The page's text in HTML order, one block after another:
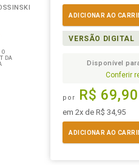
O
DA
ADICIONAR AO
VERSÃO DIGITAL
Disponível
Conferir
por R$ 69,90
em 2x de R$ 34,95
ADICIONAR AO